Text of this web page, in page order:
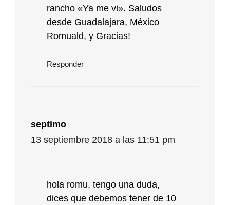
rancho «Ya me vi». Saludos
desde Guadalajara, México
Romuald, y Gracias!
Responder
septimo
13 septiembre 2018 a las 11:51 pm
hola romu, tengo una duda,
dices que debemos tener de 10